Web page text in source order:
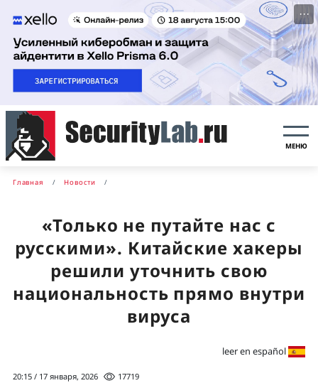
···
МЕНЮ
Главная Новости
«Только не путайте нас с
русскими». Китайские хакеры
решили уточнить свою
национальность прямо внутри
вируса
leer en español
20:15 / 17 января, 2026 17719